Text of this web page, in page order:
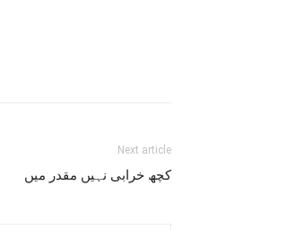
Next article
کچھ خرابی نہیں مقدر میں